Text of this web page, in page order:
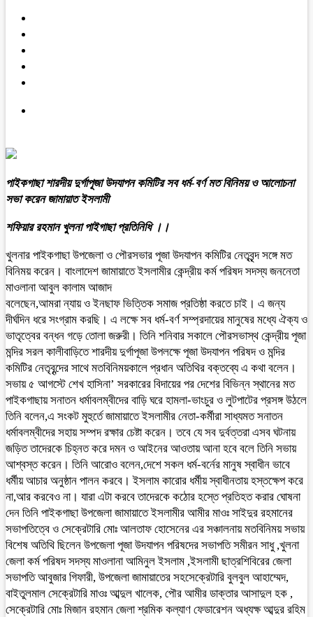
পাইকগাছা শারদীয় দুর্গাপূজা উদযাপন কমিটির সব ধর্ম-বর্ণ মত বিনিময় ও আলোচনা
সভা করেন জামায়াত ইসলামী
শফিয়ার রহমান খুলনা পাইগাছা প্রতিনিধি ।।
খুলনার পাইকগাছা উপজেলা ও পৌরসভার পূজা উদযাপন কমিটির নেতৃবৃন্দ সঙ্গে মত
বিনিময় করেন। বাংলাদেশ জামায়াতে ইসলামীর কেন্দ্রীয় কর্ম পরিষদ সদস্য জননেতা
মাওলানা আবুল কালাম আজাদ
বলেছেন,আমরা ন্যায় ও ইনছাফ ভিত্তিক সমাজ প্রতিষ্ঠা করতে চাই। এ জন্য
দীর্ঘদিন ধরে সংগ্রাম করছি। এ লক্ষে সব ধর্ম-বর্ণ সম্প্রদায়ের মানুষের মধ্যে ঐক্য ও
ভাতৃত্বের বন্ধন গড়ে তোলা জরুরী। তিনি শনিবার সকালে পৌরসভাস্থ কেন্দ্রীয় পূজা
মন্দির সরল কালীবাড়িতে শারদীয় দুর্গাপূজা উপলক্ষে পূজা উদযাপন পরিষদ ও মন্দির
কমিটির নেতৃবৃন্দের সাথে মতবিনিময়কালে প্রধান অতিথির বক্তব্যে এ কথা বলেন।
সভায় ৫ আগস্টে শেখ হাসিনা’ সরকারের বিদায়ের পর দেশের বিভিন্ন স্থানের মত
পাইকগাছায় সনাতন ধর্মাবলম্বীদের বাড়ি ঘরে হামলা-ভাংচুর ও লুটপাটের প্রসঙ্গ উঠলে
তিনি বলেন,এ সংকট মুহুর্তে জামায়াতে ইসলামীর নেতা-কর্মীরা সাধ্যমত সনাতন
ধর্মাবলম্বীদের সহায় সম্পদ রক্ষার চেষ্টা করেন। তবে যে সব দুর্বত্তরা এসব ঘটনায়
জড়িত তাদেরকে চিহ্নত করে দমন ও আইনের আওতায় আনা হবে বলে তিনি সভায়
আশ্বস্ত করেন। তিনি আরোও বলেন,দেশে সকল ধর্ম-বর্নের মানুষ স্বাধীন ভাবে
ধর্মীয় আচার অনুষ্ঠান পালন করবে। ইসলাম কারোর ধর্মীয় স্বাধীনতায় হস্তক্ষেপ করে
না,আর করবেও না। যারা এটা করবে তাদেরকে কঠোর হস্তে প্রতিহত করার ঘোষনা
দেন তিনি পাইকগাছা উপজেলা জামায়াতে ইসলামীর আমীর মাওঃ সাইদুর রহমানের
সভাপতিত্বে ও সেক্রেটারি মোঃ আলতাফ হোসেনের এর সঞ্চালনায় মতবিনিময় সভায়
বিশেষ অতিথি ছিলেন উপজেলা পূজা উদযাপন পরিষদের সভাপতি সমীরন সাধু ,খুলনা
জেলা কর্ম পরিষদ সদস্য মাওলানা আমিনুল ইসলাম ,ইসলামী ছাত্রশিবিরের জেলা
সভাপতি আবুজার গিফারী, উপজেলা জামায়াতের সহসেক্রেটারি বুলবুল আহাম্মেদ,
বাইতুলমাল সেক্রেটারি মাওঃ আব্দুল খালেক, পৌর আমীর ডাক্তার আসাদুল হক ,
সেক্রেটারি মোঃ মিজান রহমান জেলা শ্রমিক কল্যাণ ফেডারেশন অধ্যক্ষ আব্দুর রহিম